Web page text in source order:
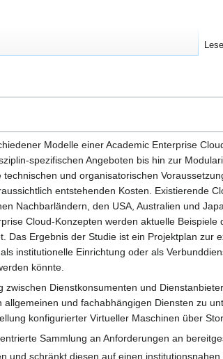
Modelle einer Academic Enterprise
spezifischen Angeboten bis hin zur
und organisatorischen
entstehenden Kosten. Existierende
Nachbarländern, den USA, Australien und
Cloud-Konzepten werden aktuelle Beispiele
Das Ergebnis der Studie ist ein Projektplan zur
institutionelle Einrichtung oder als
könnte.
zwischen Dienstkonsumenten und
und fachabhängigen Diensten zu
konfigurierter Virtueller Maschinen über
Sammlung an Anforderungen an
und schränkt diesen auf einen